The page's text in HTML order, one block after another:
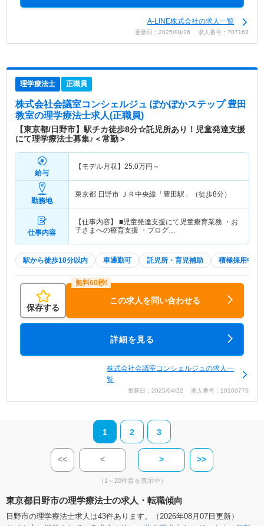
A-LINE株式会社の求人一覧
更新日：2025/08/26 求人番号：707163
理学療法士 正職員
株式会社会議室コンシェルジュ ぽかぽかステップ 豊田
教室の理学療法士求人(正職員)
【東京都/日野市】駅チカ徒歩8分☆託児所あり！児童発達支援
にて理学療法士募集♪＜常勤＞
給与
【モデル月収】 25.0万円～
勤務地
東京都 日野市 ＪＲ中央線「豊田駅」（徒歩8分）
仕事内容
【仕事内容】 ■児童発達支援にて児童療育業務 ・お
子さまへの療育支援 ・プログ…
駅から徒歩10分以内 車通勤可 託児所・育児補助 積極採用中
保存する
この求人を問い合わせる
詳細を見る
株式会社会議室コンシェルジュの求人一
覧
更新日：2025/04/22 求人番号：10160776
1 2 3
<< < > >>
（1～20件目を表示中）
東京都日野市の理学療法士の求人・転職傾向
日野市の理学療法士求人は43件あります。（2026年08月07日更新）